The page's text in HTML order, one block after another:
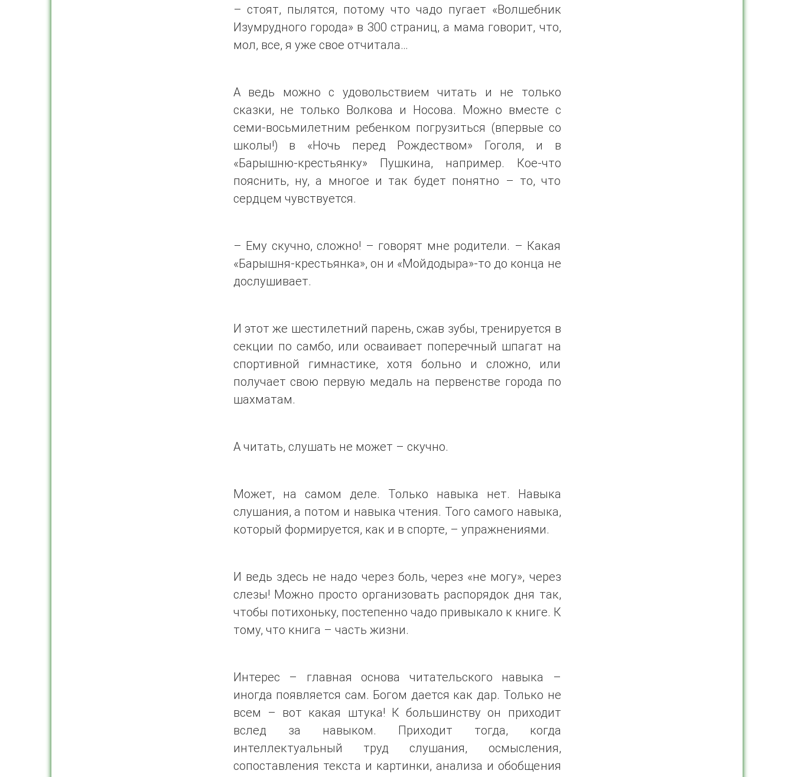
– стоят, пылятся, потому что чадо пугает «Волшебник
Изумрудного города» в 300 страниц, а мама говорит, что,
мол, все, я уже свое отчитала…
А ведь можно с удовольствием читать и не только
сказки, не только Волкова и Носова. Можно вместе с
семи-восьмилетним ребенком погрузиться (впервые со
школы!) в «Ночь перед Рождеством» Гоголя, и в
«Барышню-крестьянку» Пушкина, например. Кое-что
пояснить, ну, а многое и так будет понятно – то, что
сердцем чувствуется.
– Ему скучно, сложно! – говорят мне родители. – Какая
«Барышня-крестьянка», он и «Мойдодыра»-то до конца не
дослушивает.
И этот же шестилетний парень, сжав зубы, тренируется в
секции по самбо, или осваивает поперечный шпагат на
спортивной гимнастике, хотя больно и сложно, или
получает свою первую медаль на первенстве города по
шахматам.
А читать, слушать не может – скучно.
Может, на самом деле. Только навыка нет. Навыка
слушания, а потом и навыка чтения. Того самого навыка,
который формируется, как и в спорте, – упражнениями.
И ведь здесь не надо через боль, через «не могу», через
слезы! Можно просто организовать распорядок дня так,
чтобы потихоньку, постепенно чадо привыкало к книге. К
тому, что книга – часть жизни.
Интерес – главная основа читательского навыка –
иногда появляется сам. Богом дается как дар. Только не
всем – вот какая штука! К большинству он приходит
вслед за навыком. Приходит тогда, когда
интеллектуальный труд слушания, осмысления,
сопоставления текста и картинки, анализа и обобщения